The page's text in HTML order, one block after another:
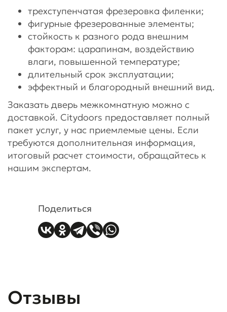
трехступенчатая фрезеровка филенки;
фигурные фрезерованные элементы;
стойкость к разного рода внешним
факторам: царапинам, воздействию
влаги, повышенной температуре;
длительный срок эксплуатации;
эффектный и благородный внешний вид.
Заказать дверь межкомнатную можно с
доставкой. Citydoors предоставляет полный
пакет услуг, у нас приемлемые цены. Если
требуются дополнительная информация,
итоговый расчет стоимости, обращайтесь к
нашим экспертам.
Поделиться
Отзывы